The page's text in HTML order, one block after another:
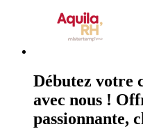
Débutez votre
avec nous !
passionnante,